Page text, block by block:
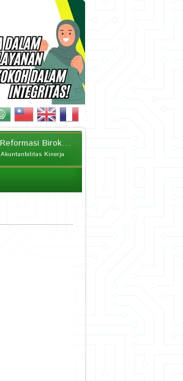
Reformasi Birokrasi
Akuntanbilitas Kinerja